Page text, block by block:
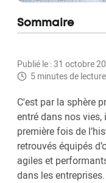
Publié le : 31 octobre
5 minutes de lecture
C'est par la sphère
entré dans nos vies,
première fois de
retrouvés équipés
agiles et
dans les entreprises.
Sommaire